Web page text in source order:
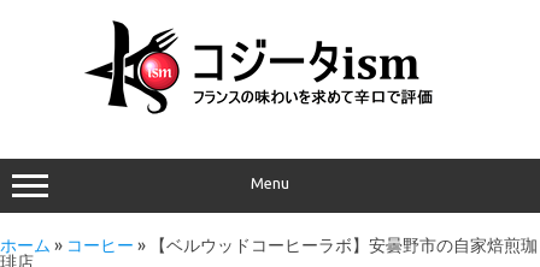
Menu
ホーム » コーヒー »
【ベルウッドコーヒーラボ】安曇野市の自家焙煎珈
琲店